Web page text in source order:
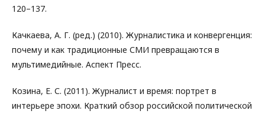
120–137.
Качкаева, А. Г. (ред.) (2010). Журналистика и конвергенция:
почему и как традиционные СМИ превращаются в
мультимедийные. Аспект Пресс.
Козина, Е. С. (2011). Журналист и время: портрет в
интерьере эпохи. Краткий обзор российской политической